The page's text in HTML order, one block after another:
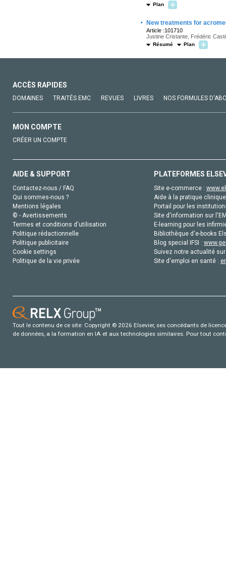
Plan
· New treatments for
Article :101710
Justine Cristante, Frédéric
Résumé Plan
ACCÈS RAPIDES
DOMAINES TRAITÉS EMC REVUES LIVRES NOS FORMULES
MON COMPTE
CRÉER UN COMPTE
AIDE & SUPPORT
Contactez-nous / FAQ
Qui sommes-nous ?
Mentions légales
© - Avertissements
Termes et conditions d'utilisation
Politique rédactionnelle
Politique publicitaire
Cookie settings
Politique de la vie privée
PLATEFORMES
Site e-commerce :
Aide à la pratique
Portail pour les
Site d'information sur
E-learning pour les
Bibliothèque d'e-books
Blog special IFSI :
Suivez notre actualité
Site d'emploi en santé :
Tout le contenu de ce site: Copyright © 2026 Elsevier, ses concédants de
de données, a la formation en IA et aux technologies similaires. Pour tout